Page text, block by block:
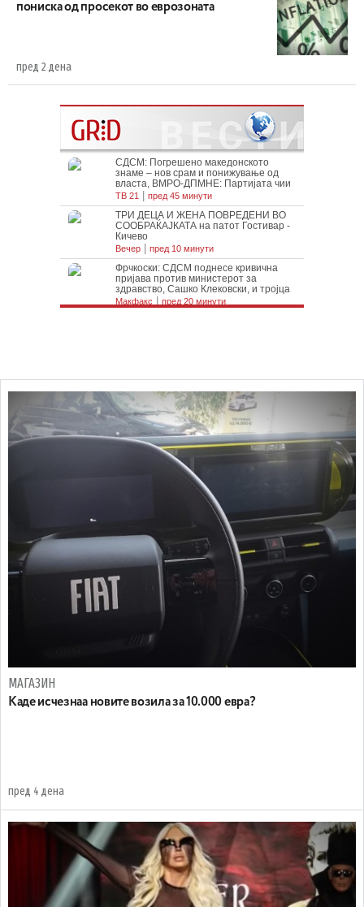
пониска од просекот во еврозоната
пред 2 дена
МАГАЗИН
Каде исчезнаа новите возила за 10.000 евра?
пред 4 дена